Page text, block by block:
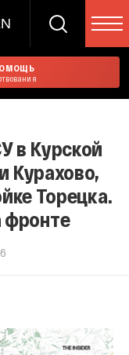
в Курской
Курахово,
Торецка.
фронте